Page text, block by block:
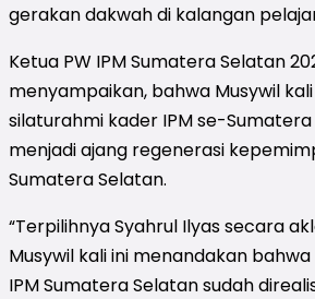
gerakan dakwah di kalangan
Ketua PW IPM Sumatera Selatan
menyampaikan, bahwa Musywil
silaturahmi kader IPM se-Sumatera
menjadi ajang regenerasi
Sumatera Selatan.
“Terpilihnya Syahrul Ilyas secara
Musywil kali ini menandakan bahwa
IPM Sumatera Selatan sudah